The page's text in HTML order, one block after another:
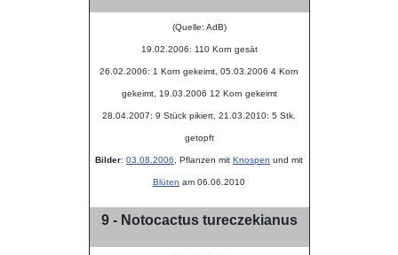
(Quelle: AdB)
19.02.2006: 110 Korn gesät
26.02.2006: 1 Korn gekeimt, 05.03.2006 4 Korn
gekeimt, 19.03.2006 12 Korn gekeimt
28.04.2007: 9 Stück pikiert, 21.03.2010: 5 Stk.
getopft
Bilder: 03.08.2006 , Pflanzen mit Knospen und mit
Blüten am 06.06.2010
9 - Notocactus tureczekianus